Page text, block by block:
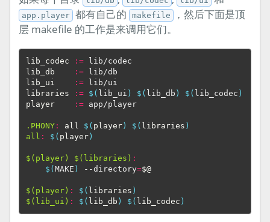
app.player 都有自己的 makefile
，然后下面是顶
层 makefile 的工作是来调用它们。
lib_codec :=
lib_db
:=
lib_ui
:=
libraries
:= $( lib_ui ) $( lib_db ) $( lib_codec )
player
:= app/player
.PHONY : all $( player ) $( libraries )
all : $( player )
$(player) $(libraries) :
$(MAKE ) --directory=$@
$(player) : $( libraries )
$(lib_ui) : $( lib_db ) $( lib_codec )